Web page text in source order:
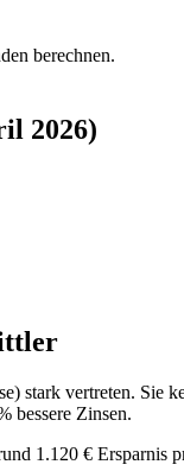
berechnen.
2026)
stark vertreten.
bessere Zinsen.
1.120 € Ersparnis